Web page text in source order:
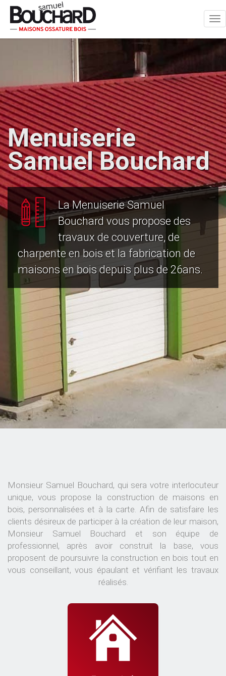
Menuiserie
Samuel Bouchard
La Menuiserie Samuel
Bouchard vous propose des
travaux de couverture, de
charpente en bois et la fabrication de
maisons en bois depuis plus de 26ans.
Monsieur Samuel Bouchard, qui sera votre interlocuteur
unique, vous propose la construction de maisons en
bois, personnalisées et à la carte. Afin de satisfaire les
clients désireux de participer à la création de leur maison,
Monsieur Samuel Bouchard et son équipe de
professionnel, après avoir construit la base, vous
proposent de poursuivre la construction en bois tout en
vous conseillant, vous épaulant et vérifiant les travaux
réalisés.